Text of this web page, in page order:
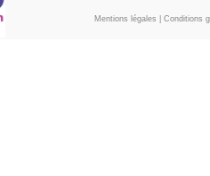
Mentions légales Conditions